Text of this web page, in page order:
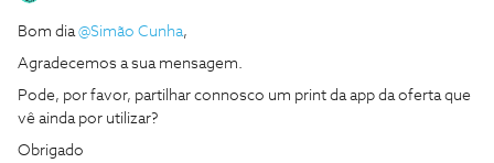
Bom dia ​@Simão Cunha,
Agradecemos a sua mensagem.
Pode, por favor, partilhar connosco um print da app da oferta que
vê ainda por utilizar?
Obrigado